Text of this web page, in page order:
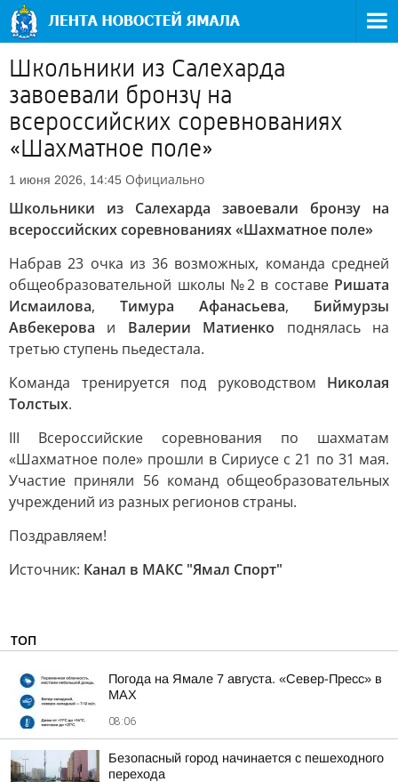
Школьники из Салехарда
завоевали бронзу на
всероссийских соревнованиях
«Шахматное поле»
1 июня 2026, 14:45 Официально
Школьники из Салехарда завоевали бронзу на
всероссийских соревнованиях «Шахматное поле»
Набрав 23 очка из 36 возможных, команда средней
общеобразовательной школы №2 в составе Ришата
Исмаилова, Тимура Афанасьева, Биймурзы
Авбекерова и Валерии Матиенко поднялась на
третью ступень пьедестала.
Команда тренируется под руководством Николая
Толстых.
III Всероссийские соревнования по шахматам
«Шахматное поле» прошли в Сириусе с 21 по 31 мая.
Участие приняли 56 команд общеобразовательных
учреждений из разных регионов страны.
Поздравляем!
Источник: Канал в МАКС "Ямал Спорт"
ТОП
Погода на Ямале 7 августа. «Север-Пресс» в
MAX
08:06
Безопасный город начинается с пешеходного
перехода